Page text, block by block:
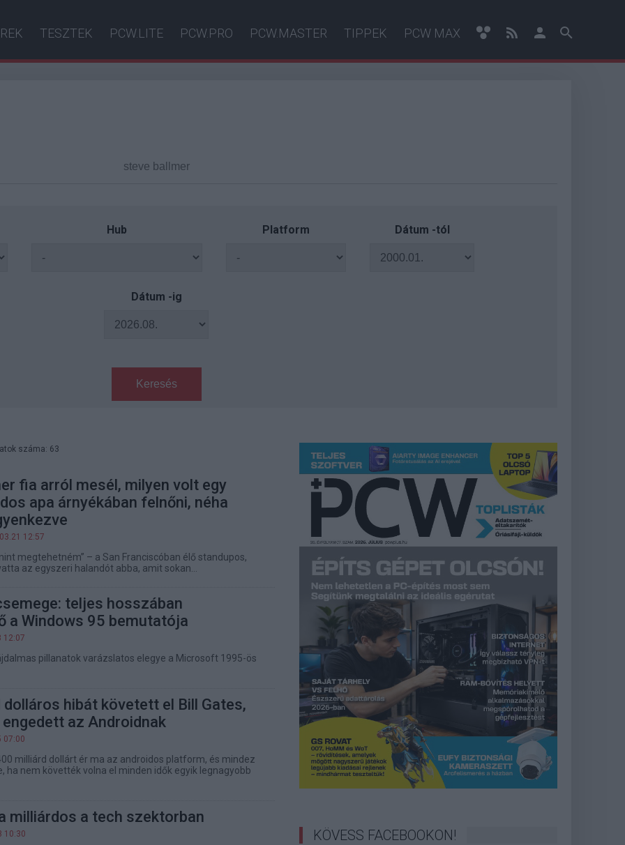
TESZTEK PCW.LITE PCW.PRO PCW.MASTER TIPPEK PCW MAX
Hub Platform Dátum -tól
Dátum -ig
Keresés
száma: 63
fia arról mesél, milyen volt egy
apa árnyékában felnőni, néha
12:57
megtehetném” – a San Franciscóban élő standupos,
az egyszeri halandót abba, amit sokan…
teljes hosszában
a Windows 95 bemutatója
12:07
pillanatok varázslatos elegye a Microsoft 1995-ös
hibát követett el Bill Gates,
az Androidnak
07:00
milliárd dollárt ér ma az androidos platform, és mindez
ha nem követték volna el minden idők egyik legnagyobb
milliárdos a tech szektorban
10:30 KÖVESS FACEBOOKON!